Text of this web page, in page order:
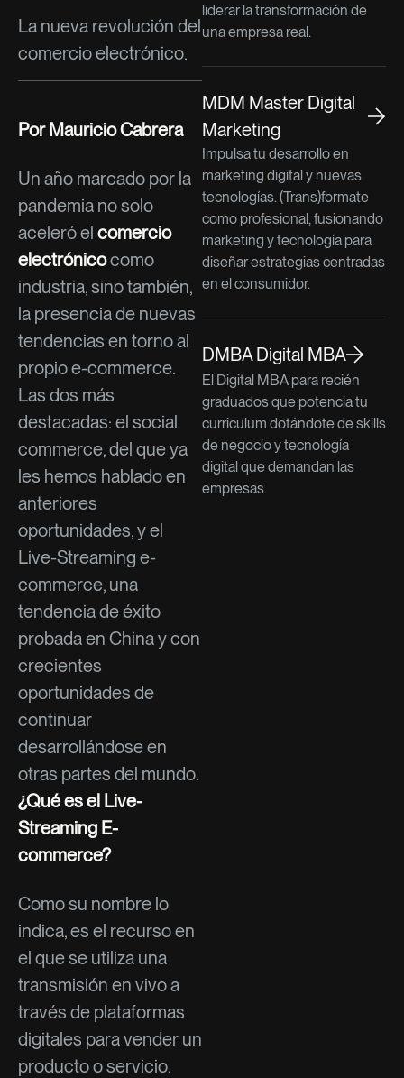
La nueva revolución del
comercio electrónico.
Por Mauricio Cabrera
Un año marcado por la
pandemia no solo
aceleró el comercio
electrónicocomo
industria, sino también,
la presencia de nuevas
tendencias en torno al
propio e-commerce.
Las dos más
destacadas: el social
commerce, del que ya
les hemos hablado en
anteriores
oportunidades, y el
Live-Streaming e-
commerce, una
tendencia de éxito
probada en China y con
crecientes
oportunidades de
continuar
desarrollándose en
otras partes del mundo.
¿Qué es el Live-
Streaming E-
commerce?
Como su nombre lo
indica, es el recurso en
el que se utiliza una
transmisión en vivo a
través de plataformas
digitales para vender un
producto o servicio.
liderar la transformación de
una empresa real.
MDM Master Digital
Marketing
Impulsa tu desarrollo en
marketing digital y nuevas
tecnologías. (Trans)formate
como profesional, fusionando
marketing y tecnología para
diseñar estrategias centradas
en el consumidor.
DMBA Digital MBA
El Digital MBA para recién
graduados que potencia tu
curriculum dotándote de skills
de negocio y tecnología
digital que demandan las
empresas.